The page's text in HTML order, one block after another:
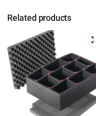
Related products